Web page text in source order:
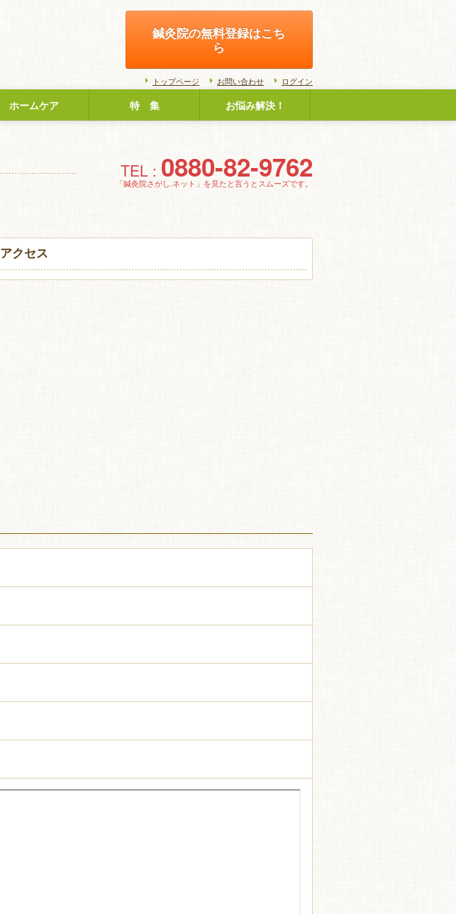
鍼灸院の無料登録はこち
ら
トップページ お問い合わせ ログイン
ホームケア 特 集 お悩み解決！
TEL : 0880-82-9762
「鍼灸院さがし.ネット」を見たと言うとスムーズです。
アクセス